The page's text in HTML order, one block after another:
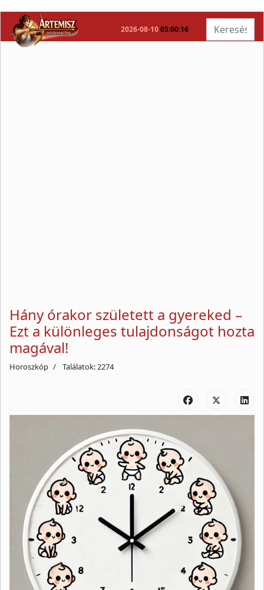
2026-08-10 05:00:17 Keresés...
Hány órakor született a gyereked –
Ezt a különleges tulajdonságot hozta
magával!
Horoszkóp Találatok: 2274